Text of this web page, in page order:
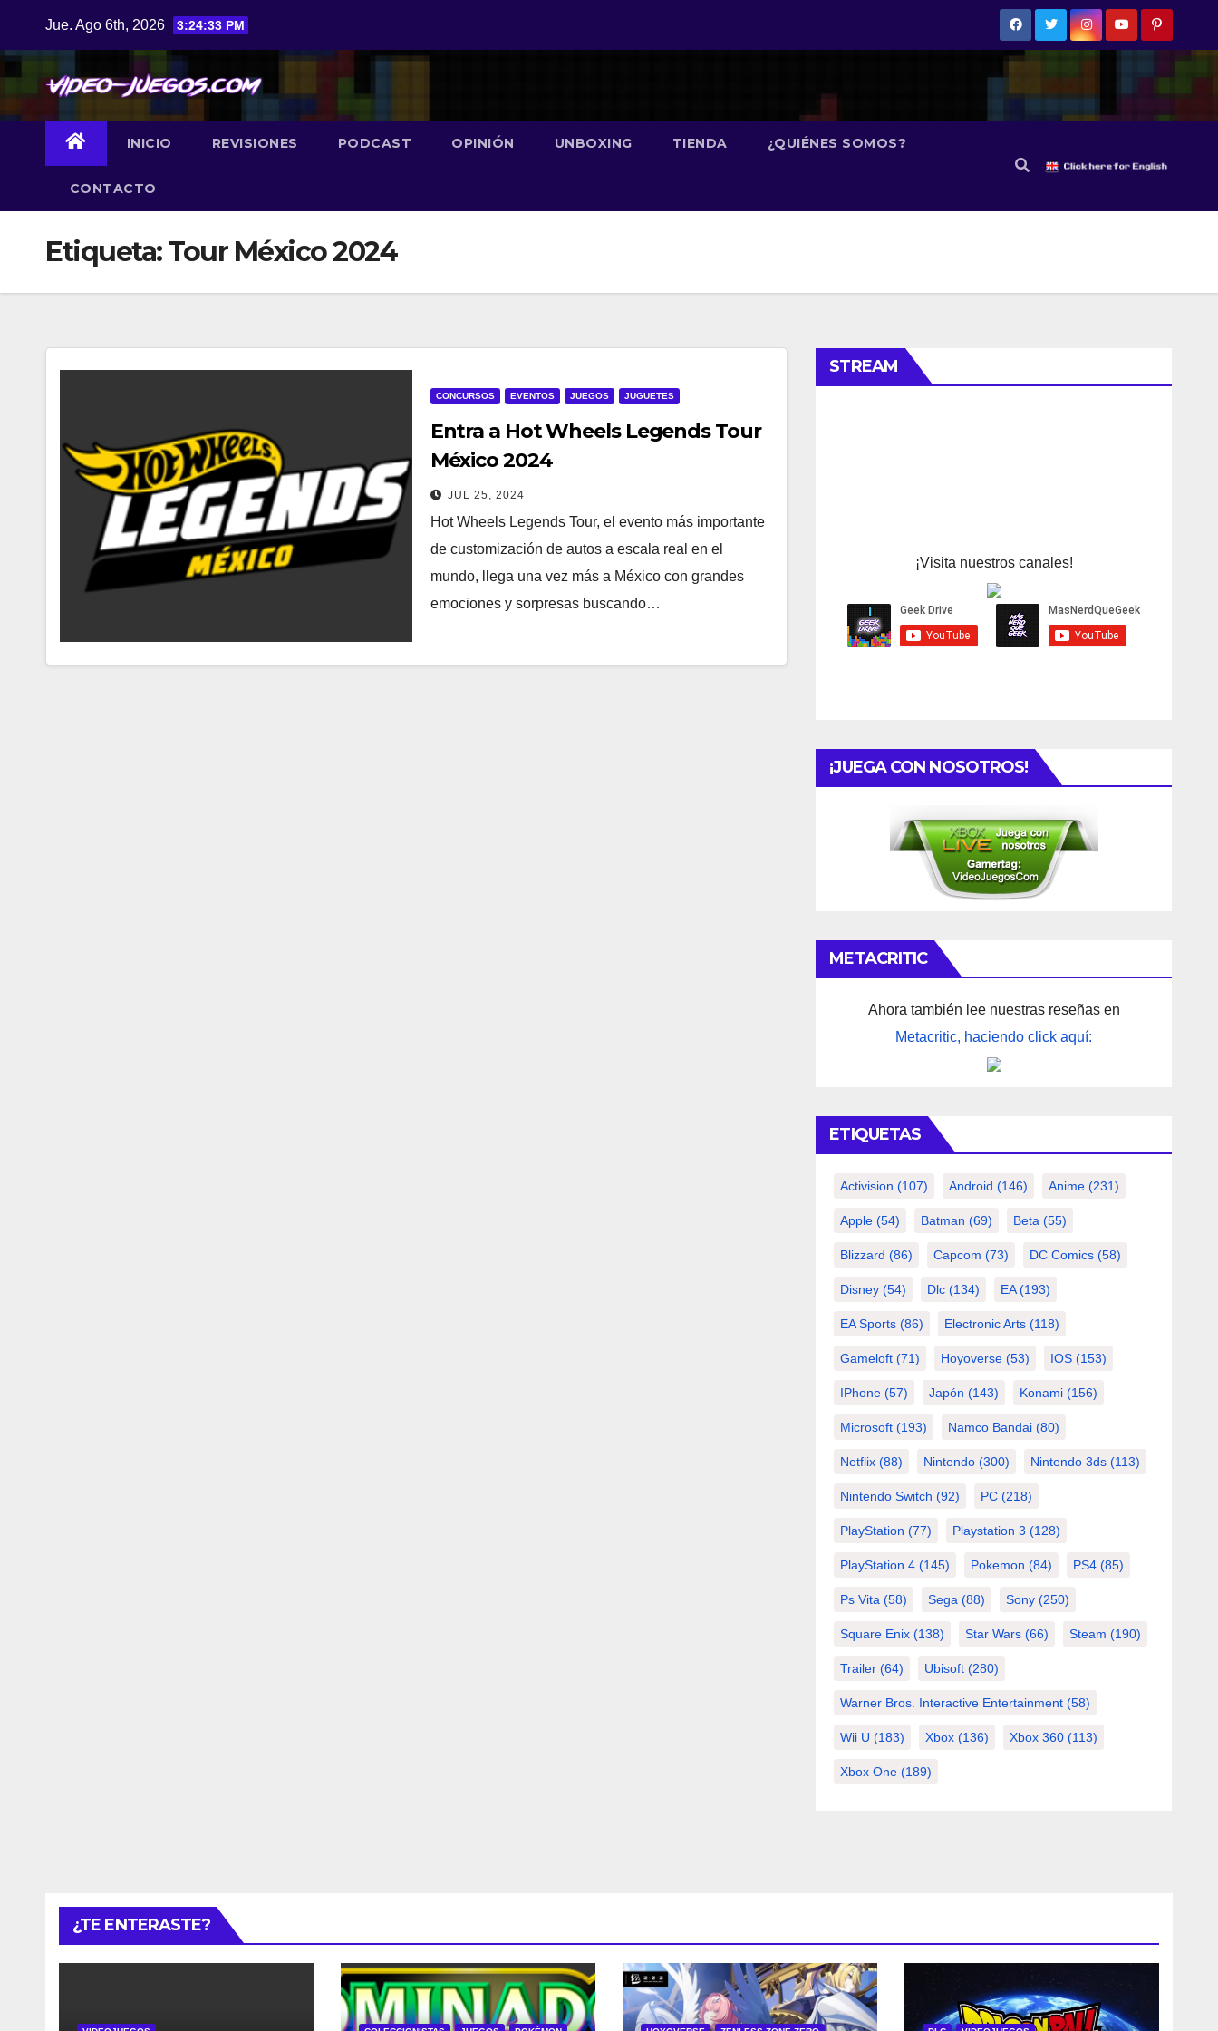
Jue. Ago 6th, 2026 3:24:34 PM
INICIO REVISIONES PODCAST OPINIÓN UNBOXING TIENDA ¿QUIÉNES SOMOS?
CONTACTO
Etiqueta:Tour México 2024
CONCURSOS EVENTOS JUEGOS JUGUETES
Entra a Hot Wheels Legends Tour
México 2024
JUL 25, 2024
Hot Wheels Legends Tour, el evento más importante
de customización de autos a escala real en el
mundo, llega una vez más a México con grandes
emociones y sorpresas buscando…
STREAM
¡Visita nuestros canales!
¡JUEGA CON NOSOTROS!
METACRITIC
Ahora también lee nuestras reseñas en
Metacritic, haciendo click aquí:
ETIQUETAS
Activision (107) Android (146) Anime (231)
Apple (54) Batman (69) Beta (55)
Blizzard (86) Capcom (73) DC Comics (58)
Disney (54) Dlc (134) EA(193)
EA Sports (86) Electronic Arts (118)
Gameloft (71) Hoyoverse (53) IOS (153)
IPhone (57) Japón (143) Konami (156)
Microsoft (193) Namco Bandai (80)
Netflix (88) Nintendo (300) Nintendo 3ds (113)
Nintendo Switch (92) PC (218)
PlayStation (77) Playstation 3 (128)
PlayStation 4 (145) Pokemon (84) PS4 (85)
Ps Vita (58) Sega (88) Sony (250)
Square Enix (138) Star Wars (66) Steam (190)
Trailer (64) Ubisoft (280)
Warner Bros. Interactive Entertainment (58)
Wii U (183) Xbox (136) Xbox 360 (113)
Xbox One (189)
¿TE ENTERASTE?